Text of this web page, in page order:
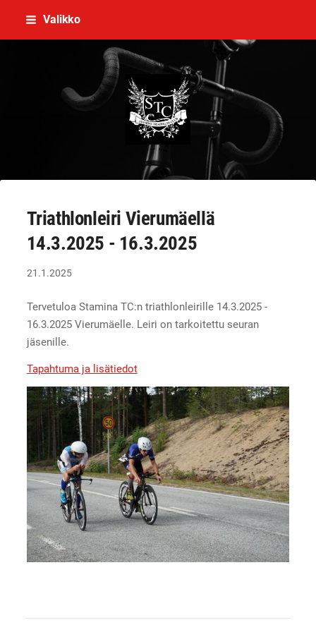
Siirry
Valikko
Stamina Triathlon Club Ry
Triathlonleiri Vierumäellä
14.3.2025 - 16.3.2025
21.1.2025
Tervetuloa Stamina TC:n triathlonleirille 14.3.2025 -
16.3.2025 Vierumäelle. Leiri on tarkoitettu seuran
jäsenille.
Tapahtuma ja lisätiedot